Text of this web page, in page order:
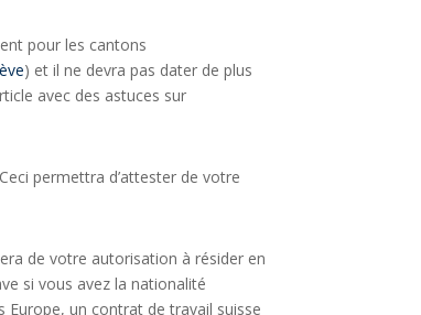
pour les cantons
) et il ne devra pas dater de plus
avec des astuces sur
permettra d’attester de votre
de votre autorisation à résider en
si vous avez la nationalité
Europe, un contrat de travail suisse